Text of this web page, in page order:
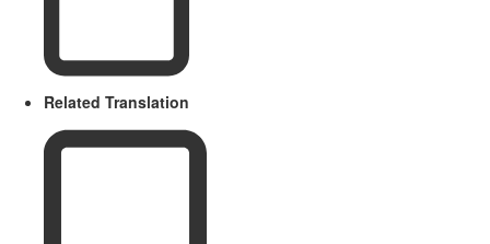
Related Translation